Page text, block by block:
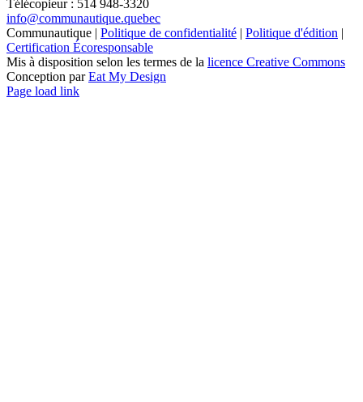
Télécopieur : 514 948-3320
info@communautique.quebec
Communautique | Politique de confidentialité | Politique d'édition |
Certification Écoresponsable
Mis à disposition selon les termes de la licence Creative Commons
Conception parEat My Design
Facebook
YouTube
LinkedIn
Email
Page load link